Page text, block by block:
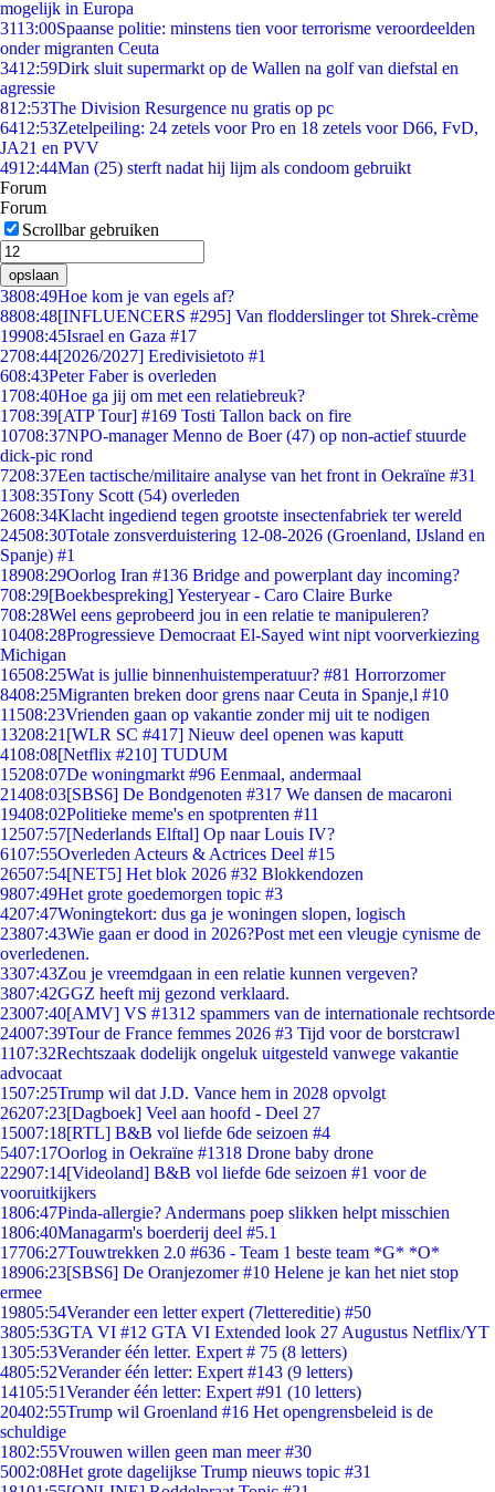
mogelijk in Europa
3113:00Spaanse politie: minstens tien voor terrorisme veroordeelden
onder migranten Ceuta
3412:59Dirk sluit supermarkt op de Wallen na golf van diefstal en
agressie
812:53The Division Resurgence nu gratis op pc
6412:53Zetelpeiling: 24 zetels voor Pro en 18 zetels voor D66, FvD,
JA21 en PVV
4912:44Man (25) sterft nadat hij lijm als condoom gebruikt
Forum
Forum
Scrollbar gebruiken
opslaan
3808:49Hoe kom je van egels af?
8808:48[INFLUENCERS #295] Van flodderslinger tot Shrek-crème
19908:45Israel en Gaza #17
2708:44[2026/2027] Eredivisietoto #1
608:43Peter Faber is overleden
1708:40Hoe ga jij om met een relatiebreuk?
1708:39[ATP Tour] #169 Tosti Tallon back on fire
10708:37NPO-manager Menno de Boer (47) op non-actief stuurde
dick-pic rond
7208:37Een tactische/militaire analyse van het front in Oekraïne #31
1308:35Tony Scott (54) overleden
2608:34Klacht ingediend tegen grootste insectenfabriek ter wereld
24508:30Totale zonsverduistering 12-08-2026 (Groenland, IJsland en
Spanje) #1
18908:29Oorlog Iran #136 Bridge and powerplant day incoming?
708:29[Boekbespreking] Yesteryear - Caro Claire Burke
708:28Wel eens geprobeerd jou in een relatie te manipuleren?
10408:28Progressieve Democraat El-Sayed wint nipt voorverkiezing
Michigan
16508:25Wat is jullie binnenhuistemperatuur? #81 Horrorzomer
8408:25Migranten breken door grens naar Ceuta in Spanje,l #10
11508:23Vrienden gaan op vakantie zonder mij uit te nodigen
13208:21 [WLR SC #417] Nieuw deel openen was kaputt
4108:08[Netflix #210] TUDUM
15208:07De woningmarkt #96 Eenmaal, andermaal
21408:03[SBS6] De Bondgenoten #317 We dansen de macaroni
19408:02Politieke meme's en spotprenten #11
12507:57[Nederlands Elftal] Op naar Louis IV?
6107:55Overleden Acteurs & Actrices Deel #15
26507:54[NET5] Het blok 2026 #32 Blokkendozen
9807:49Het grote goedemorgen topic #3
4207:47Woningtekort: dus ga je woningen slopen, logisch
23807:43Wie gaan er dood in 2026?Post met een vleugje cynisme de
overledenen.
3307:43Zou je vreemdgaan in een relatie kunnen vergeven?
3807:42GGZ heeft mij gezond verklaard.
23007:40[AMV] VS #1312 spammers van de internationale rechtsorde
24007:39Tour de France femmes 2026 #3 Tijd voor de borstcrawl
1107:32Rechtszaak dodelijk ongeluk uitgesteld vanwege vakantie
advocaat
1507:25Trump wil dat J.D. Vance hem in 2028 opvolgt
26207:23[Dagboek] Veel aan hoofd - Deel 27
15007:18[RTL] B&B vol liefde 6de seizoen #4
5407:17Oorlog in Oekraïne #1318 Drone baby drone
22907:14[Videoland] B&B vol liefde 6de seizoen #1 voor de
vooruitkijkers
1806:47Pinda-allergie? Andermans poep slikken helpt misschien
1806:40Managarm's boerderij deel #5.1
17706:27Touwtrekken 2.0 #636 - Team 1 beste team *G* *O*
18906:23[SBS6] De Oranjezomer #10 Helene je kan het niet stop
ermee
19805:54Verander een letter expert (7lettereditie) #50
3805:53GTA VI #12 GTA VI Extended look 27 Augustus Netflix/YT
1305:53Verander één letter. Expert # 75 (8 letters)
4805:52Verander één letter: Expert #143 (9 letters)
14105:51Verander één letter: Expert #91 (10 letters)
20402:55Trump wil Groenland #16 Het opengrensbeleid is de
schuldige
1802:55Vrouwen willen geen man meer #30
5002:08Het grote dagelijkse Trump nieuws topic #31